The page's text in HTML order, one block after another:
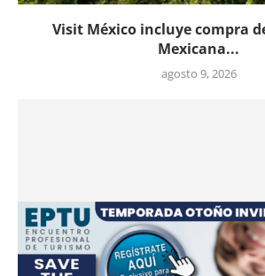
Visit México incluye compra
Mexicana...
agosto 9, 2026